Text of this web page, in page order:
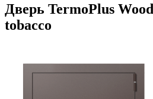
Дверь TermoPlus
tobacco